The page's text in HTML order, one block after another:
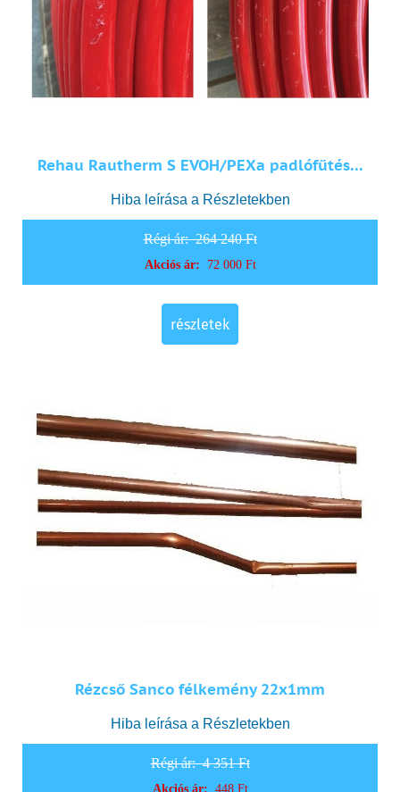
Rehau Rautherm S EVOH/PEXa padlófűtés...
Hiba leírása a Részletekben
Régi ár:264 240 Ft
Akciós ár: 72 000 Ft
részletek
Rézcső Sanco félkemény 22x1mm
Hiba leírása a Részletekben
Régi ár:4 351 Ft
Akciós ár: 448 Ft